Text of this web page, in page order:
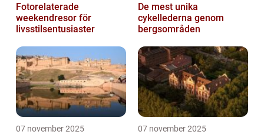
Fotorelaterade
weekendresor för
livsstilsentusiaster
De mest unika
cykellederna genom
bergsområden
07 november 2025 07 november 2025